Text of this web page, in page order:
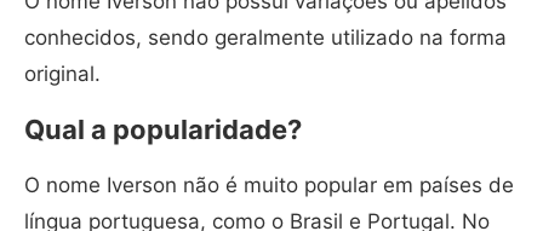
conhecidos, sendo geralmente utilizado na forma
original.
Qual a popularidade?
O nome Iverson não é muito popular em países de
língua portuguesa, como o Brasil e Portugal. No